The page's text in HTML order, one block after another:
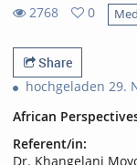
2768
views
0
favorites
Share
hochgeladen 29.
African
Referent/in:
Dr. Khangelani